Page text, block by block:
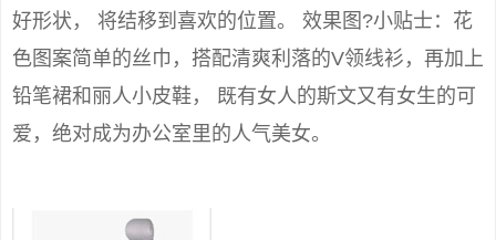
好形状， 将结移到喜欢的位置。 效果图?小贴士：花
色图案简单的丝巾，搭配清爽利落的V领线衫，再加上
铅笔裙和丽人小皮鞋， 既有女人的斯文又有女生的可
爱，绝对成为办公室里的人气美女。